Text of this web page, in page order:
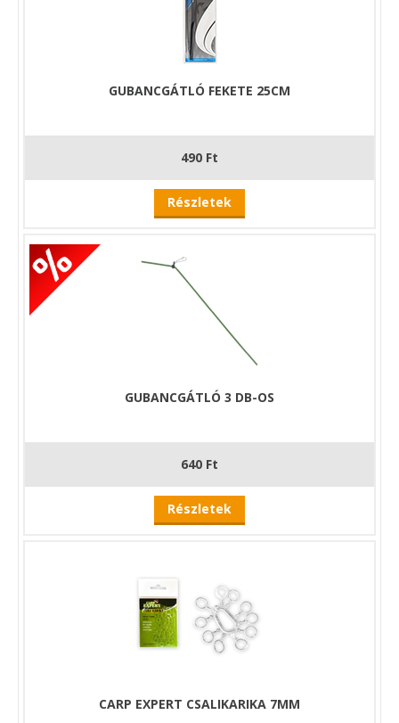
GUBANCGÁTLÓ FEKETE 25CM
490 Ft
Részletek
GUBANCGÁTLÓ 3 DB-OS
640 Ft
Részletek
CARP EXPERT CSALIKARIKA 7MM